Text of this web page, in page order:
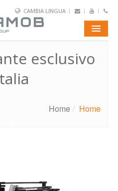
CAMBIA LINGUA
esclusivo
Home / Home